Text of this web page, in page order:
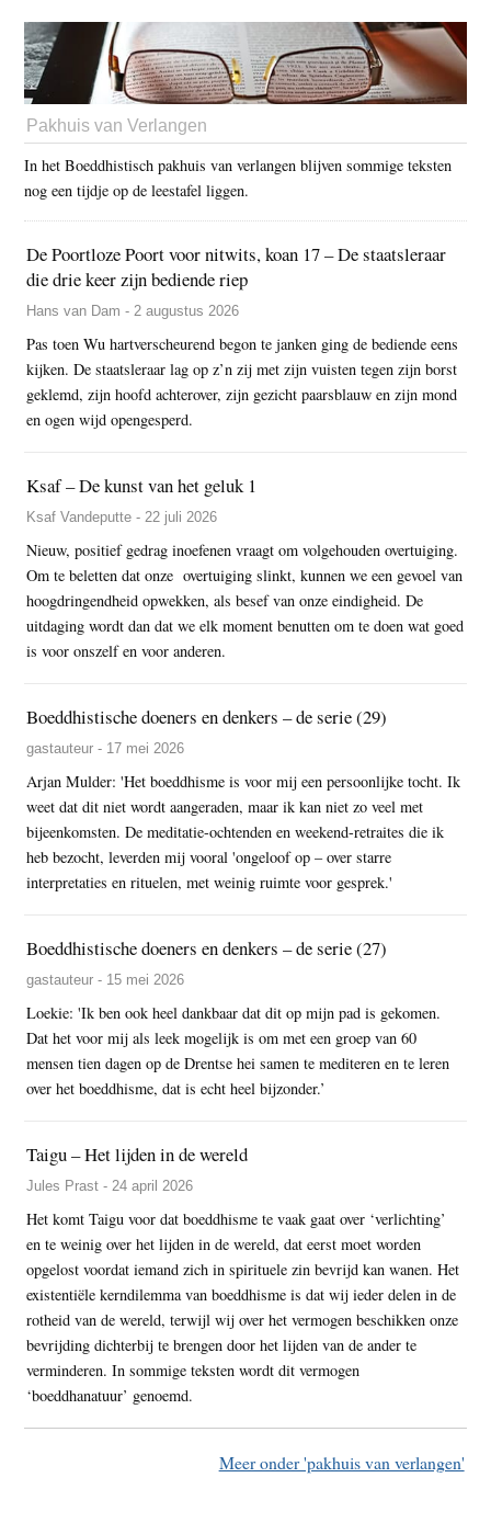
Pakhuis van Verlangen
In het Boeddhistisch pakhuis van verlangen blijven sommige teksten
nog een tijdje op de leestafel liggen.
De Poortloze Poort voor nitwits, koan 17 – De staatsleraar
die drie keer zijn bediende riep
Hans van Dam - 2 augustus 2026
Pas toen Wu hartverscheurend begon te janken ging de bediende eens
kijken. De staatsleraar lag op z’n zij met zijn vuisten tegen zijn borst
geklemd, zijn hoofd achterover, zijn gezicht paarsblauw en zijn mond
en ogen wijd opengesperd.
Ksaf – De kunst van het geluk 1
Ksaf Vandeputte - 22 juli 2026
Nieuw, positief gedrag inoefenen vraagt om volgehouden overtuiging.
Om te beletten dat onze overtuiging slinkt, kunnen we een gevoel van
hoogdringendheid opwekken, als besef van onze eindigheid. De
uitdaging wordt dan dat we elk moment benutten om te doen wat goed
is voor onszelf en voor anderen.
Boeddhistische doeners en denkers – de serie (29)
gastauteur - 17 mei 2026
Arjan Mulder: 'Het boeddhisme is voor mij een persoonlijke tocht. Ik
weet dat dit niet wordt aangeraden, maar ik kan niet zo veel met
bijeenkomsten. De meditatie-ochtenden en weekend-retraites die ik
heb bezocht, leverden mij vooral 'ongeloof op – over starre
interpretaties en rituelen, met weinig ruimte voor gesprek.'
Boeddhistische doeners en denkers – de serie (27)
gastauteur - 15 mei 2026
Loekie: 'Ik ben ook heel dankbaar dat dit op mijn pad is gekomen.
Dat het voor mij als leek mogelijk is om met een groep van 60
mensen tien dagen op de Drentse hei samen te mediteren en te leren
over het boeddhisme, dat is echt heel bijzonder.’
Taigu – Het lijden in de wereld
Jules Prast - 24 april 2026
Het komt Taigu voor dat boeddhisme te vaak gaat over ‘verlichting’
en te weinig over het lijden in de wereld, dat eerst moet worden
opgelost voordat iemand zich in spirituele zin bevrijd kan wanen. Het
existentiële kerndilemma van boeddhisme is dat wij ieder delen in de
rotheid van de wereld, terwijl wij over het vermogen beschikken onze
bevrijding dichterbij te brengen door het lijden van de ander te
verminderen. In sommige teksten wordt dit vermogen
‘boeddhanatuur’ genoemd.
Meer onder 'pakhuis van verlangen'